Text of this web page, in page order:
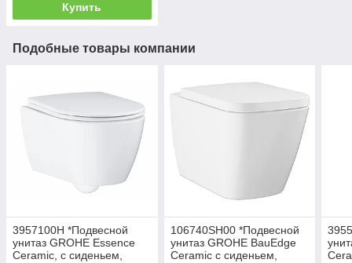
Купить
Подобные товары компании
3957100H *Подвесной
унитаз GROHE Essence
Ceramic, с сиденьем,
106740SH00 *Подвесной
унитаз GROHE BauEdge
Ceramic с сиденьем,